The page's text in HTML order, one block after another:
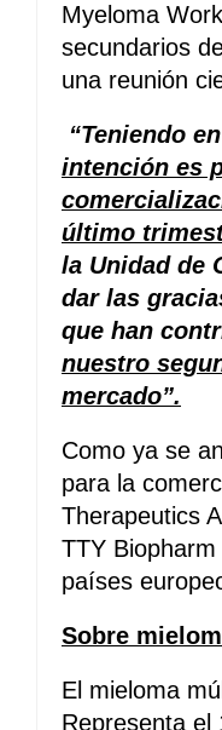
Myeloma
secundarios
una reunión
“Teniendo
intención es
último
la Unidad de
dar las
que han
nuestro
mercado”.
Como ya se
para la
Therapeutics
TTY
países
Sobre
El mieloma
Representa el